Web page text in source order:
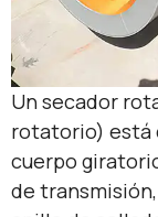
Un secador
rotatorio) está
cuerpo
de